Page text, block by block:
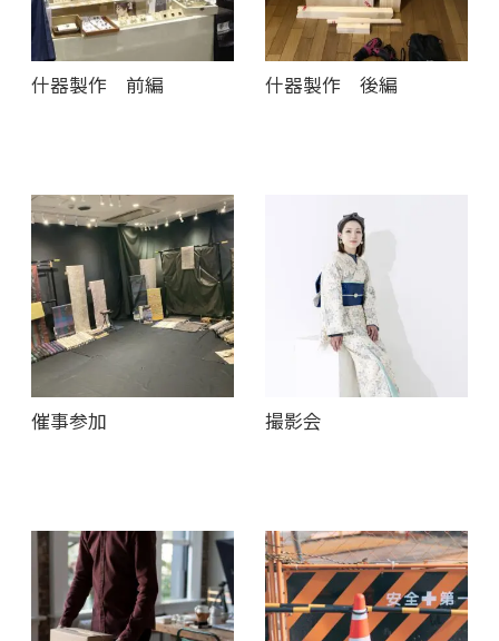
什器製作 前編 什器製作 後編
催事参加 撮影会